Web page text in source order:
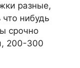
разные,
нибудь
срочно
200-300